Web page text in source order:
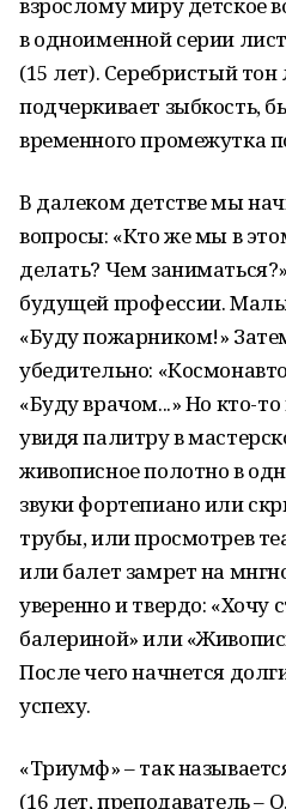
в одноименной серии
(15 лет). Серебристый
подчеркивает зыбкость,
временного промежутка
В далеком детстве мы
вопросы: «Кто же мы в
делать? Чем
будущей профессии.
«Буду пожарником!»
убедительно:
«Буду врачом...» Но кто-
увидя палитру в
живописное полотно в
звуки фортепиано или
трубы, или просмотрев
или балет замрет на
уверенно и твердо: «Хочу
балериной» или
После чего начнется
успеху.
«Триумф» – так
(16 лет, преподаватель –